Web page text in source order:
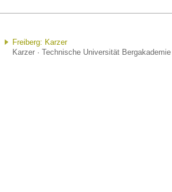
Freiberg: Karzer
Karzer · Technische Universität